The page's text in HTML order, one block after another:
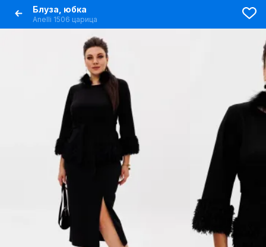
Блуза, юбка
Anelli 1506 царица